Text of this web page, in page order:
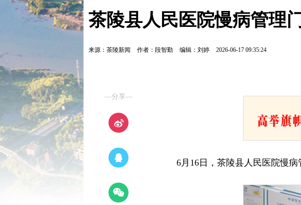
茶陵县人民医院慢病管理
来源：茶陵新闻 作者：段智勤 编辑：刘婷 2026-06-17 09:35:24
—分享—
6月16日，茶陵县人民医院慢